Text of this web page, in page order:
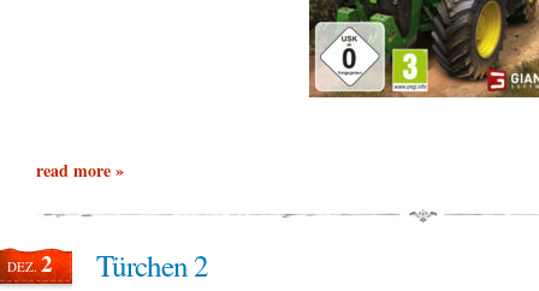
read more »
DEZ.2 Türchen 2